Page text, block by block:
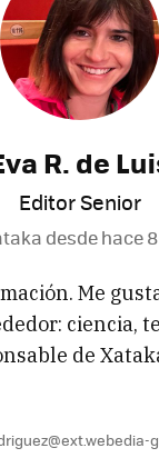
R. de
Editor Senior
desdehace
Me
ciencia,
de